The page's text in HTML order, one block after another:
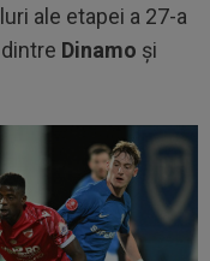
ale etapei a 27-a
Dinamo și